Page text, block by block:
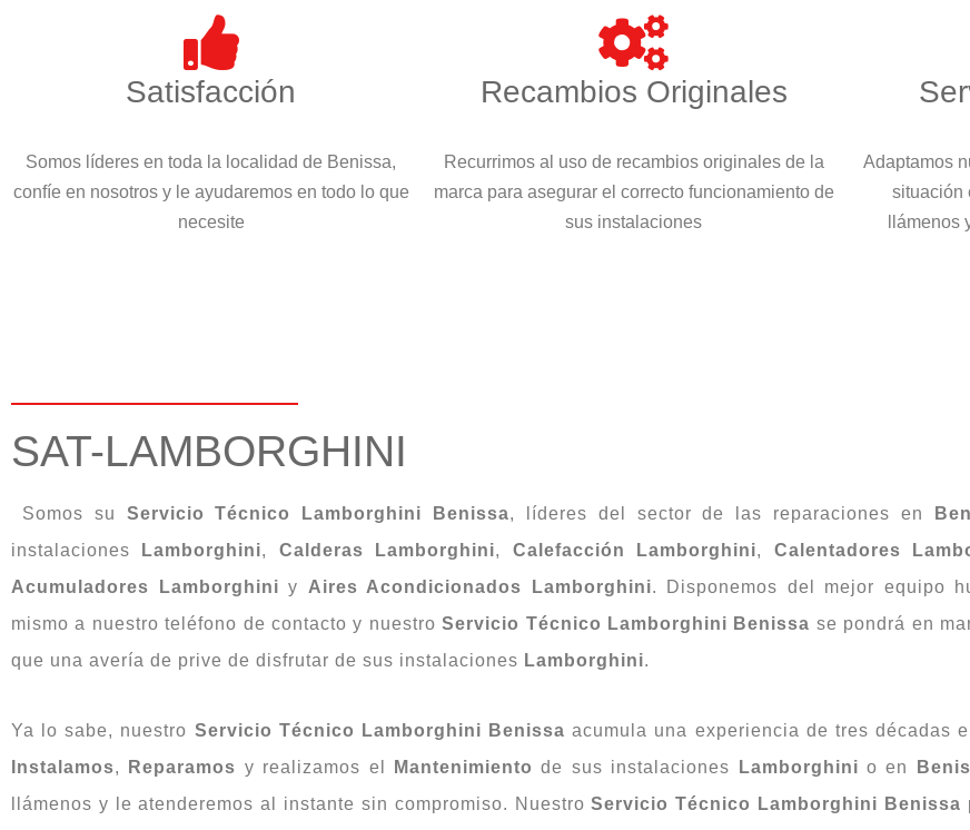
Satisfacción
Somos líderes en toda la localidad de Benissa,
confíe en nosotros y le ayudaremos en todo lo que
necesite
Recambios Originales
Recurrimos al uso de recambios originales de la
marca para asegurar el correcto funcionamiento de
sus instalaciones
Adaptamos
situación
llámenos
SAT-LAMBORGHINI
Somos su Servicio Técnico Lamborghini Benissa, líderes del sector de las reparaciones en
instalaciones
Lamborghini, Calderas Lamborghini, Calefacción Lamborghini, Calentadores
Acumuladores Lamborghini y Aires Acondicionados Lamborghini. Disponemos del mejor equipo
mismo a nuestro teléfono de contacto y nuestroServicio Técnico Lamborghini Benissa se pondrá en
que una avería de prive de disfrutar de sus instalaciones Lamborghini.
Ya lo sabe, nuestro Servicio Técnico Lamborghini Benissa acumula una experiencia de tres décadas
Instalamos, Reparamos y realizamos el Mantenimiento de sus instalaciones Lamborghini o en
llámenos y le atenderemos al instante sin compromiso. NuestroServicio Técnico Lamborghini Benissa